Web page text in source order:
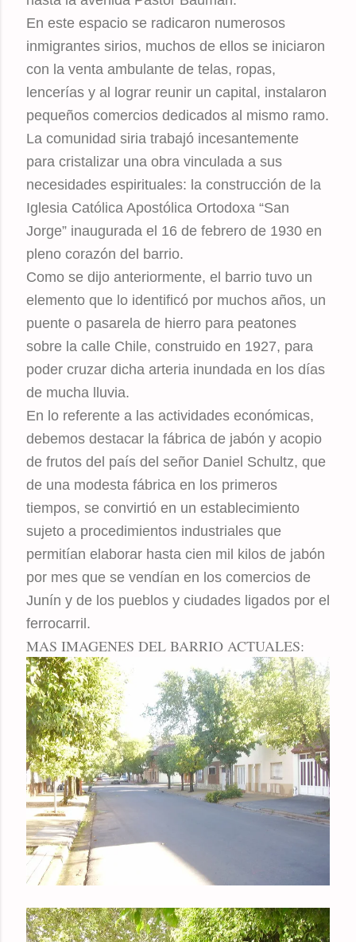
En este espacio se radicaron numerosos
inmigrantes sirios, muchos de ellos se iniciaron
con la venta ambulante de telas, ropas,
lencerías y al lograr reunir un capital, instalaron
pequeños comercios dedicados al mismo ramo.
La comunidad siria trabajó incesantemente
para cristalizar una obra vinculada a sus
necesidades espirituales: la construcción de la
Iglesia Católica Apostólica Ortodoxa “San
Jorge” inaugurada el 16 de febrero de 1930 en
pleno corazón del barrio.
Como se dijo anteriormente, el barrio tuvo un
elemento que lo identificó por muchos años, un
puente o pasarela de hierro para peatones
sobre la calle Chile, construido en 1927, para
poder cruzar dicha arteria inundada en los días
de mucha lluvia.
En lo referente a las actividades económicas,
debemos destacar la fábrica de jabón y acopio
de frutos del país del señor Daniel Schultz, que
de una modesta fábrica en los primeros
tiempos, se convirtió en un establecimiento
sujeto a procedimientos industriales que
permitían elaborar hasta cien mil kilos de jabón
por mes que se vendían en los comercios de
Junín y de los pueblos y ciudades ligados por el
ferrocarril.
MAS IMAGENES DEL BARRIO ACTUALES: